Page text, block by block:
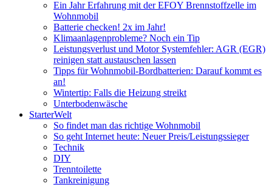
Ein Jahr Erfahrung mit der EFOY Brennstoffzelle im
Wohnmobil
Batterie checken! 2x im Jahr!
Klimaanlagenprobleme? Noch ein Tip
Leistungsverlust und Motor Systemfehler: AGR (EGR)
reinigen statt austauschen lassen
Tipps für Wohnmobil-Bordbatterien: Darauf kommt es
an!
Wintertip: Falls die Heizung streikt
Unterbodenwäsche
StarterWelt
So findet man das richtige Wohnmobil
So geht Internet heute: Neuer Preis/Leistungssieger
Technik
DIY
Trenntoilette
Tankreinigung